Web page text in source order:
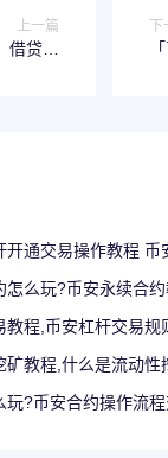
上一篇
借贷指
下
开通交易操作教程 币
怎么玩?币安永续合
教程,币安杠杆交易规
矿教程,什么是流动性
玩?币安合约操作流